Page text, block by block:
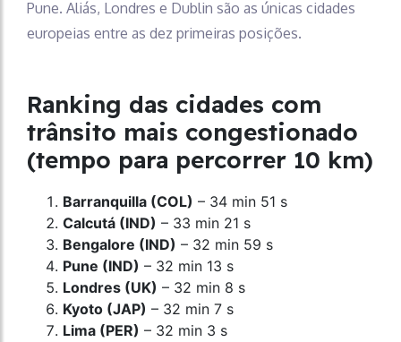
Pune. Aliás, Londres e Dublin são as únicas cidades
europeias entre as dez primeiras posições.
Ranking das cidades com
trânsito mais congestionado
(tempo para percorrer 10 km)
Barranquilla (COL) – 34 min 51 s
Calcutá (IND) – 33 min 21 s
Bengalore (IND) – 32 min 59 s
Pune (IND) – 32 min 13 s
Londres (UK) – 32 min 8 s
Kyoto (JAP) – 32 min 7 s
Lima (PER) – 32 min 3 s